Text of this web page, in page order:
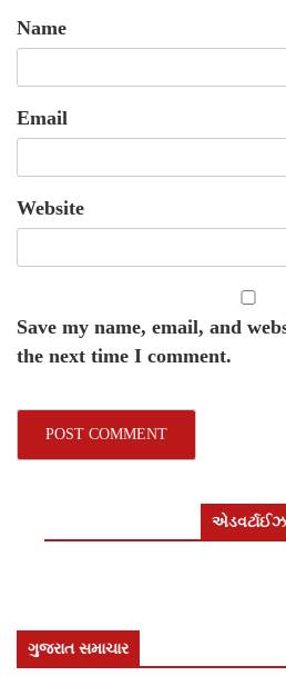
Name
Email
Website
Save my name, email, and
the next time I comment.
એડવર્ટાઈઝ
ગુજરાત સમાચાર